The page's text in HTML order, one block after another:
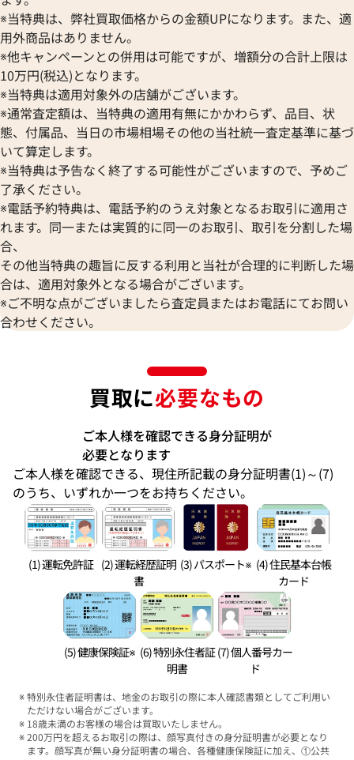
※当特典は、弊社買取価格からの金額UPになります。また、適
用外商品はありません。
※他キャンペーンとの併用は可能ですが、増額分の合計上限は
10万円(税込)となります。
※当特典は適用対象外の店舗がございます。
※通常査定額は、当特典の適用有無にかかわらず、品目、状
態、付属品、当日の市場相場その他の当社統一査定基準に基づ
いて算定します。
※当特典は予告なく終了する可能性がございますので、予めご
了承ください。
※電話予約特典は、電話予約のうえ対象となるお取引に適用さ
れます。同一または実質的に同一のお取引、取引を分割した場
合、
その他当特典の趣旨に反する利用と当社が合理的に判断した場
合は、適用対象外となる場合がございます。
※ご不明な点がございましたら査定員またはお電話にてお問い
合わせください。
買取に必要なもの
ご本人様を確認できる身分証明が
必要となります
ご本人様を確認できる、現住所記載の身分証明書(1)～(7)
のうち、いずれか一つをお持ちください。
(1) 運転免許証 (2) 運転経歴証明
書
(3) パスポート※ (4) 住民基本台帳
カード
(5) 健康保険証※ (6) 特別永住者証
明書
(7) 個人番号カー
ド
特別永住者証明書は、地金のお取引の際に本人確認書類としてご利用い
ただけない場合がございます。
18歳未満のお客様の場合は買取いたしません。
200万円を超えるお取引の際は、顔写真付きの身分証明書が必要となり
ます。顔写真が無い身分証明書の場合、各種健康保険証に加え、①公共